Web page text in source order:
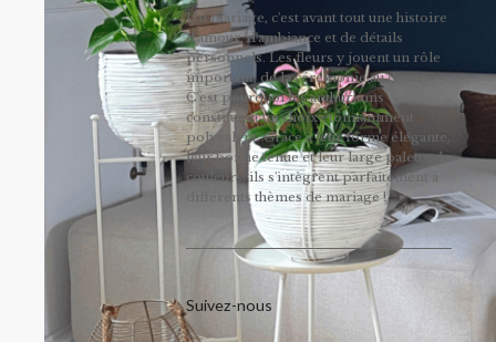
Un mariage, c'est avant tout une histoire
d'amour, d'ambiance et de détails
personnels. Les fleurs y jouent un rôle
important, de la cérémonie au dîner.
C’est pourquoi les anthuriums
constituent un choix étonnamment
polyvalent. Grâce à leur forme élégante,
leur bonne tenue et leur large palette de
couleurs, ils s'intègrent parfaitement à
différents thèmes de mariage !
Suivez-nous